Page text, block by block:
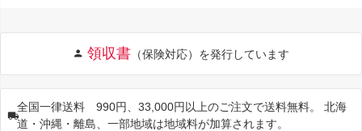
領収書 （保険対応）を発行しています
全国一律送料 990円、33,000円以上のご注文で送料無料。 北海
道・沖縄・離島、一部地域は地域料が加算されます。